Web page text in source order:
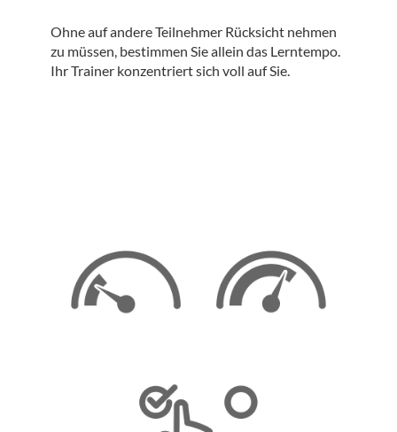
Ohne auf andere Teilnehmer Rücksicht nehmen
zu müssen, bestimmen Sie allein das Lerntempo.
Ihr Trainer konzentriert sich voll auf Sie.